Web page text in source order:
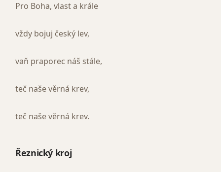
Pro Boha, vlast a krále
vždy bojuj český lev,
vaň praporec náš stále,
teč naše věrná krev,
teč naše věrná krev.
Řeznický kroj